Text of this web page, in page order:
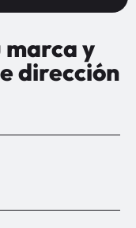
marca y
dirección